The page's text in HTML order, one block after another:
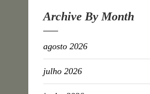
Archive By Month
agosto 2026
julho 2026